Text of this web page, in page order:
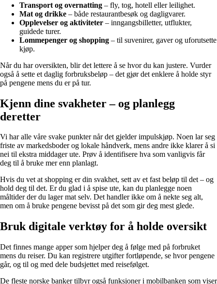
Transport og overnatting – fly, tog, hotell eller leilighet.
Mat og drikke – både restaurantbesøk og dagligvarer.
Opplevelser og aktiviteter – inngangsbilletter, utflukter,
guidede turer.
Lommepenger og shopping – til suvenirer, gaver og uforutsette
kjøp.
Når du har oversikten, blir det lettere å se hvor du kan justere. Vurder
også å sette et daglig forbruksbeløp – det gjør det enklere å holde styr
på pengene mens du er på tur.
Kjenn dine svakheter – og planlegg
deretter
Vi har alle våre svake punkter når det gjelder impulskjøp. Noen lar seg
friste av markedsboder og lokale håndverk, mens andre ikke klarer å si
nei til ekstra middager ute. Prøv å identifisere hva som vanligvis får
deg til å bruke mer enn planlagt.
Hvis du vet at shopping er din svakhet, sett av et fast beløp til det – og
hold deg til det. Er du glad i å spise ute, kan du planlegge noen
måltider der du lager mat selv. Det handler ikke om å nekte seg alt,
men om å bruke pengene bevisst på det som gir deg mest glede.
Bruk digitale verktøy for å holde oversikt
Det finnes mange apper som hjelper deg å følge med på forbruket
mens du reiser. Du kan registrere utgifter fortløpende, se hvor pengene
går, og til og med dele budsjettet med reisefølget.
De fleste norske banker tilbyr også funksjoner i mobilbanken som viser